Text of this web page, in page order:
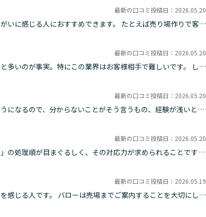
最新の口コミ投稿日：2026.05.20
いに感じる人におすすめできます。 たとえば売り場作りで客目
最新の口コミ投稿日：2026.05.20
多いのが事実。特にこの業界はお客様相手で難しいです。 しか
最新の口コミ投稿日：2026.05.20
になるので、分からないことがそう言うもの、経験が浅いと理
最新の口コミ投稿日：2026.05.20
の処理順が目まぐるしく、その対応力が求められることです。
最新の口コミ投稿日：2026.05.19
感じる人です。 バローは売場までご案内することを大切にして